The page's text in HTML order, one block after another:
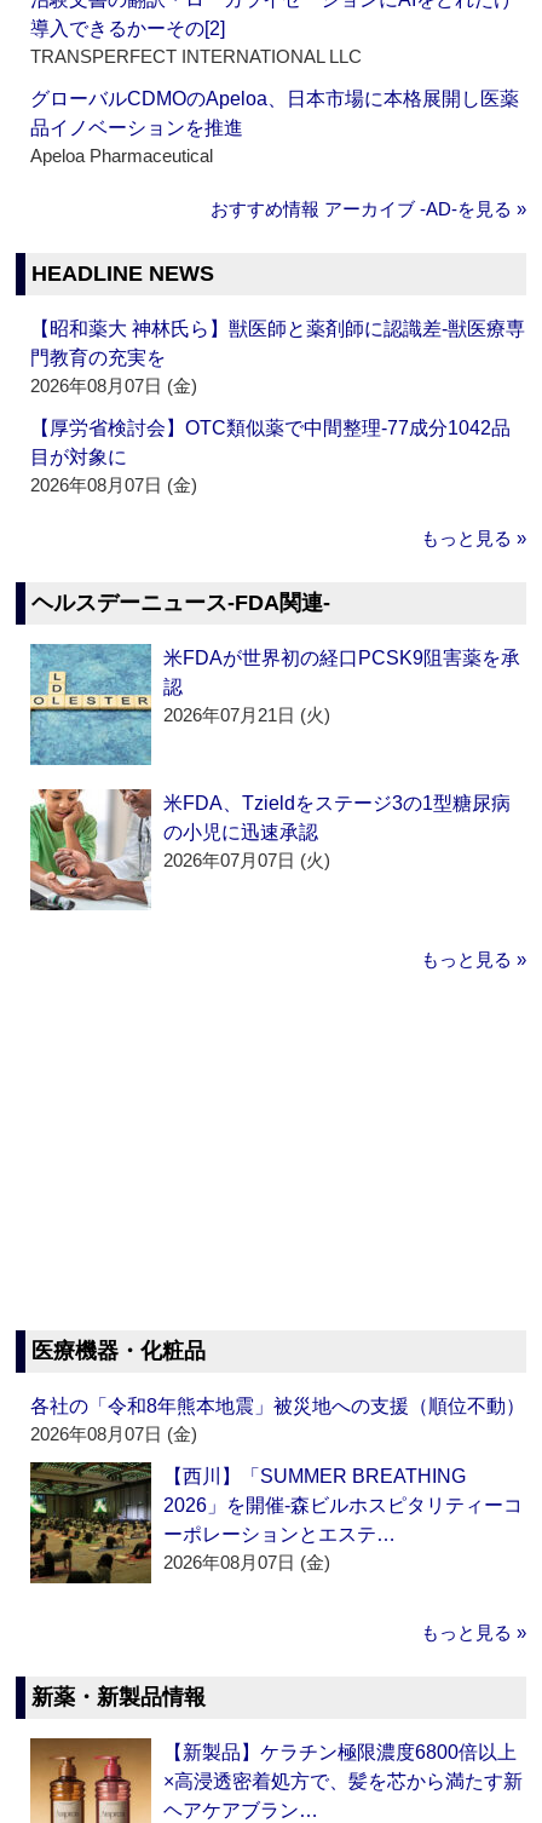
導入できるかーその[2]
TRANSPERFECT INTERNATIONAL LLC
グローバルCDMOのApeloa、日本市場に本格展開し医薬
品イノベーションを推進
Apeloa Pharmaceutical
おすすめ情報 アーカイブ ‐AD‐を見る »
HEADLINE NEWS
【昭和薬大 神林氏ら】獣医師と薬剤師に認識差‐獣医療専
門教育の充実を
2026年08月07日 (金)
【厚労省検討会】OTC類似薬で中間整理‐77成分1042品
目が対象に
2026年08月07日 (金)
もっと見る »
ヘルスデーニュース‐FDA関連‐
米FDAが世界初の経口PCSK9阻害薬を承
認
2026年07月21日 (火)
米FDA、Tzieldをステージ3の1型糖尿病
の小児に迅速承認
2026年07月07日 (火)
もっと見る »
医療機器・化粧品
各社の「令和8年熊本地震」被災地への支援（順位不動）
2026年08月07日 (金)
【西川】「SUMMER BREATHING
2026」を開催‐森ビルホスピタリティーコ
ーポレーションとエステ…
2026年08月07日 (金)
もっと見る »
新薬・新製品情報
【新製品】ケラチン極限濃度6800倍以上
×高浸透密着処方で、髪を芯から満たす新
ヘアケアブラン…